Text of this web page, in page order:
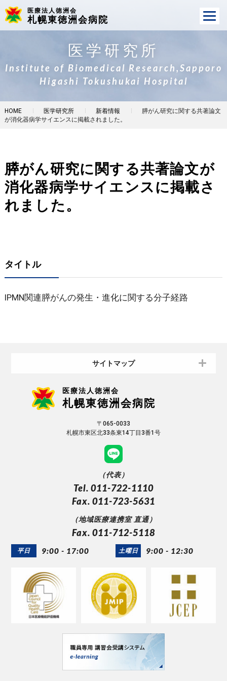
医療法人徳洲会
札幌東徳洲会病院
医学研究所
Institute of Biomedical Research,Sapporo
Higashi Tokushukai Hospital
HOME 医学研究所 新着情報
膵がん研究に関する共著論文
が消化器病学サイエンスに掲載されました。
膵がん研究に関する共著論文が
消化器病学サイエンスに掲載さ
れました。
タイトル
IPMN関連膵がんの発生・進化に関する分子経路
サイトマップ
医療法人徳洲会
札幌東徳洲会病院
〒065-0033
札幌市東区北33条東14丁目3番1号
（代表）
Tel. 011-722-1110
Fax. 011-723-5631
（地域医療連携室 直通）
Fax. 011-712-5118
平日 9:00 - 17:00 土曜日 9:00 - 12:30